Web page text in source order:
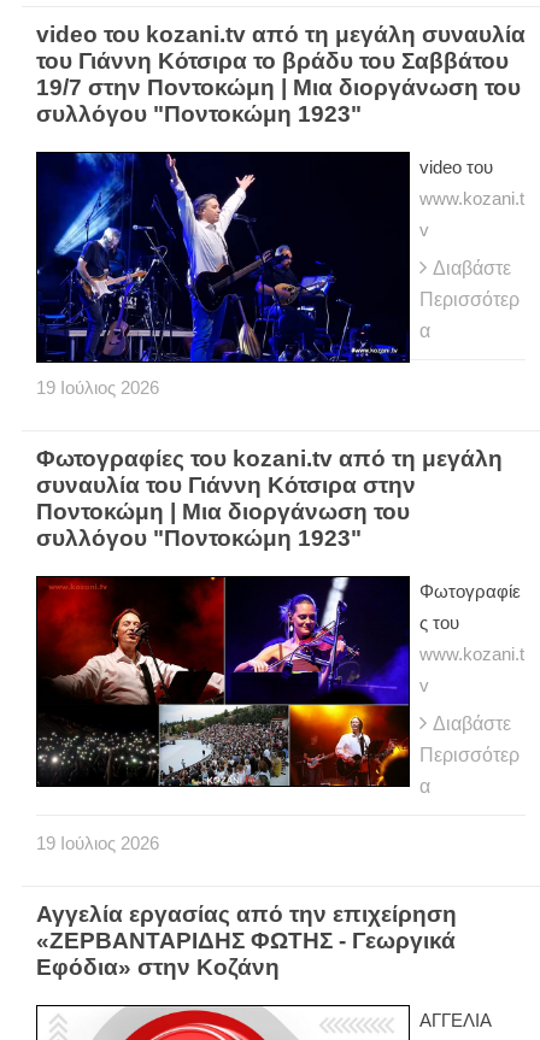
video του kozani.tv από τη μεγάλη συναυλία
του Γιάννη Κότσιρα το βράδυ του Σαββάτου
19/7 στην Ποντοκώμη | Μια διοργάνωση του
συλλόγου "Ποντοκώμη 1923"
video του
www.kozani.t
v
Διαβάστε
Περισσότερ
α
19 Ιούλιος 2026
Φωτογραφίες του kozani.tv από τη μεγάλη
συναυλία του Γιάννη Κότσιρα στην
Ποντοκώμη | Μια διοργάνωση του
συλλόγου "Ποντοκώμη 1923"
Φωτογραφίε
ς του
www.kozani.t
v
Διαβάστε
Περισσότερ
α
19 Ιούλιος 2026
Αγγελία εργασίας από την επιχείρηση
«ΖΕΡΒΑΝΤΑΡΙΔΗΣ ΦΩΤΗΣ - Γεωργικά
Εφόδια» στην Κοζάνη
ΑΓΓΕΛΙΑ